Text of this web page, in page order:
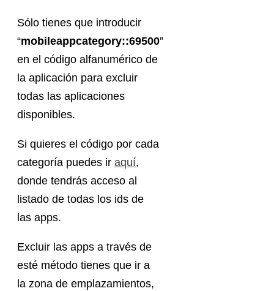
Sólo tienes que introducir
“mobileappcategory::69500”
en el código alfanumérico de
la aplicación para excluir
todas las aplicaciones
disponibles.
Si quieres el código por cada
categoría puedes ir aquí,
donde tendrás acceso al
listado de todas los ids de
las apps.
Excluir las apps a través de
esté método tienes que ir a
la zona de emplazamientos,